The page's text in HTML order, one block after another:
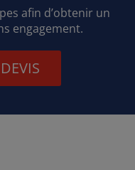
afin d’obtenir un
engagement.